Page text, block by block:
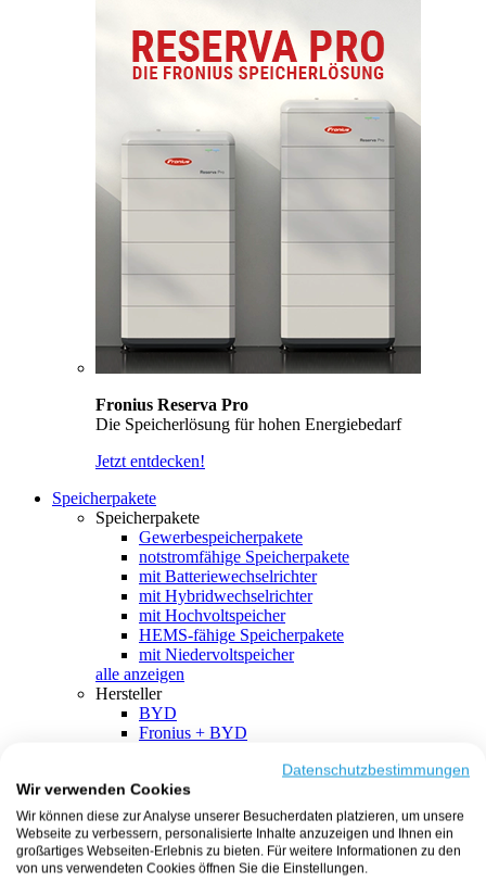
Fronius Reserva Pro
Die Speicherlösung für hohen Energiebedarf
Jetzt entdecken!
Speicherpakete
Speicherpakete
Gewerbespeicherpakete
notstromfähige Speicherpakete
mit Batteriewechselrichter
mit Hybridwechselrichter
mit Hochvoltspeicher
HEMS-fähige Speicherpakete
mit Niedervoltspeicher
alle anzeigen
Hersteller
BYD
Fronius + BYD
SMA + BYD
EcoFlow
EcoFlow + EcoFlow
FENECON
FENECON + FENECON
Datenschutzbestimmungen
Wir verwenden Cookies
Wir können diese zur Analyse unserer Besucherdaten platzieren, um unsere
Webseite zu verbessern, personalisierte Inhalte anzuzeigen und Ihnen ein
großartiges Webseiten-Erlebnis zu bieten. Für weitere Informationen zu den
von uns verwendeten Cookies öffnen Sie die Einstellungen.